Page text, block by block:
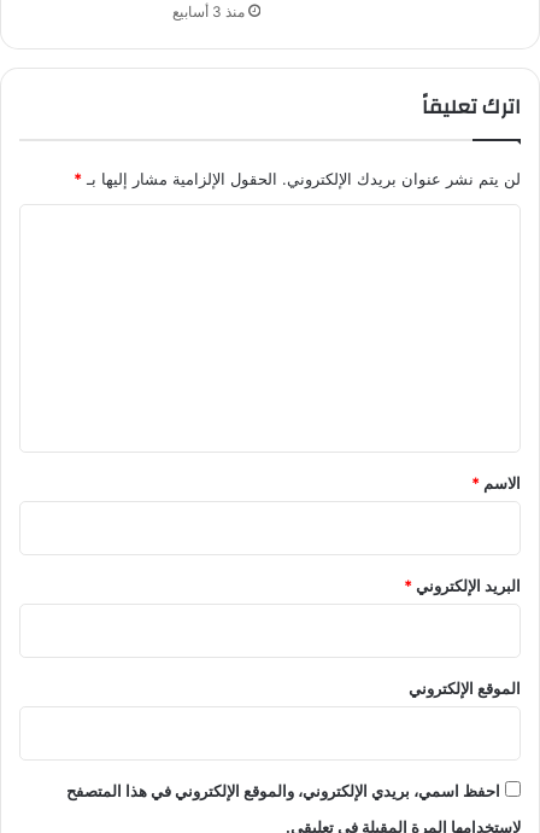
منذ 3 أسابيع
اترك تعليقاً
لن يتم نشر عنوان بريدك الإلكتروني. الحقول الإلزامية مشار إليها بـ*
*
الاسم *
البريد الإلكتروني*
الموقع الإلكتروني
احفظ اسمي، بريدي الإلكتروني، والموقع الإلكتروني في هذا المتصفح
لاستخدامها المرة المقبلة في تعليقي.